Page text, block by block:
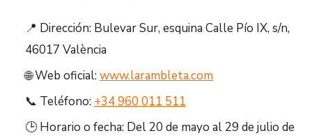
📍 Dirección: Bulevar Sur, esquina Calle Pío IX, s/n,
46017 València
🌐 Web oficial:www.larambleta.com
📞 Teléfono: +34 960 011 511
🕒 Horario o fecha: Del 20 de mayo al 29 de julio de